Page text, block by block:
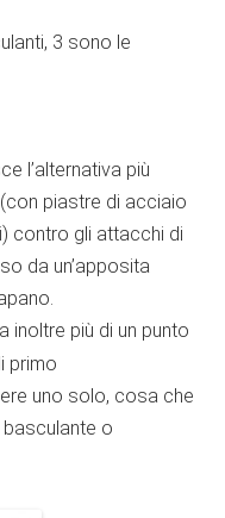
3 sono le
l’alternativa più
piastre di acciaio
contro gli attacchi di
da un’apposita
inoltre più di un punto
primo
uno solo, cosa che
o